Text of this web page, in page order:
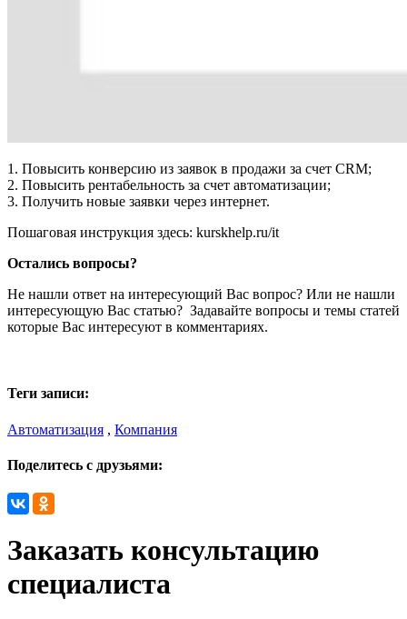
1. Повысить конверсию из заявок в продажи за счет CRM;
2. Повысить рентабельность за счет автоматизации;
3. Получить новые заявки через интернет.
Пошаговая инструкция здесь: kurskhelp.ru/it
Остались вопросы?
Не нашли ответ на интересующий Вас вопрос? Или не нашли
интересующую Вас статью? Задавайте вопросы и темы статей
которые Вас интересуют в комментариях.
Теги записи:
Автоматизация , Компания
Поделитесь с друзьями:
Заказать консультацию
специалиста